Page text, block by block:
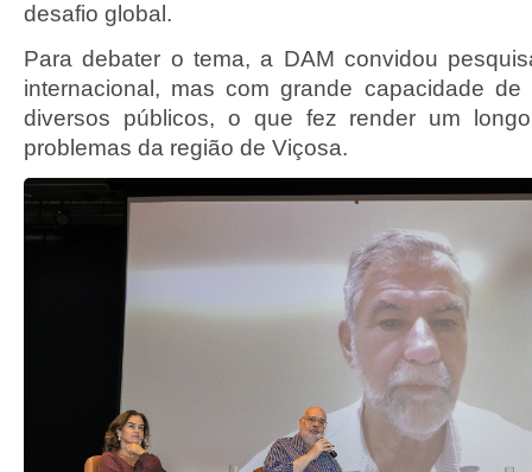
desafio global.
Para debater o tema, a DAM convidou
internacional, mas com grande capacidade de
diversos públicos, o que fez render um
problemas da região de Viçosa.